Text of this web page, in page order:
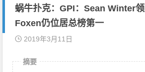
蜗牛扑克：GPI：Sean Winter领
Foxen仍位居总榜第一
2019年3月11日
摘要